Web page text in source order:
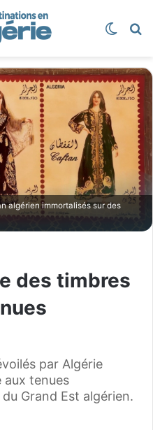
algérien immortalisés sur des
des timbres
par Algérie
aux tenues
Grand Est algérien.